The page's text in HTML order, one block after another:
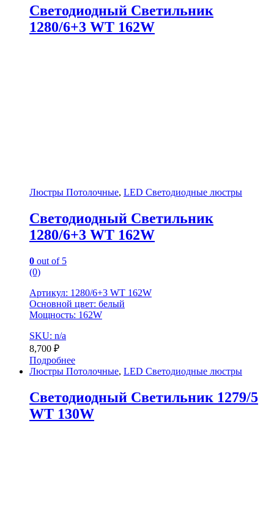
Светодиодный Светильник
1280/6+3 WT 162W
Люстры Потолочные, LED Светодиодные люстры
Светодиодный Светильник
1280/6+3 WT 162W
0 out of 5
(0)
Артикул: 1280/6+3 WT 162W
Основной цвет: белый
Мощность: 162W
SKU: n/a
8,700 ₽
Подробнее
Люстры Потолочные, LED Светодиодные люстры
Светодиодный Светильник 1279/5
WT 130W